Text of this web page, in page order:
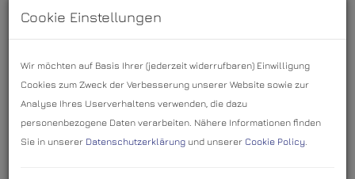
Beschreibung
Reiterhof oder landwirtschaftliches Anwesen mit
Panoramalage
Cookie Einstellungen
Wir möchten auf Basis Ihrer (jederzeit widerrufbaren) Einwilligung
Cookies zum Zweck der Verbesserung unserer Website sowie zur
Analyse Ihres Userverhaltens verwenden, die dazu
personenbezogene Daten verarbeiten. Nähere Informationen finden
Sie in unserer Datenschutzerklärung und unserer Cookie Policy